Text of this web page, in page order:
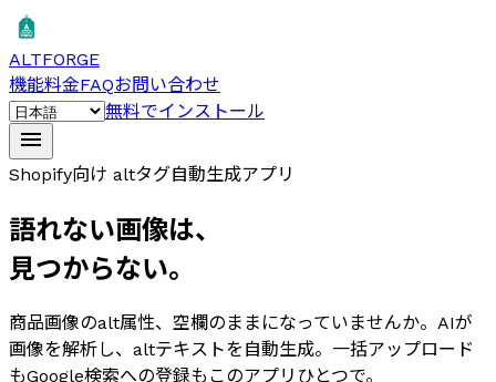
ALTFORGE
機能料金FAQお問い合わせ
無料でインストール
menu
Shopify向け altタグ自動生成アプリ
語れない画像は、
見つからない。
商品画像のalt属性、空欄のままになっていませんか。AIが
画像を解析し、altテキストを自動生成。一括アップロード
もGoogle検索への登録もこのアプリひとつで。